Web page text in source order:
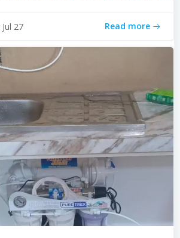
Jul 27 Read more